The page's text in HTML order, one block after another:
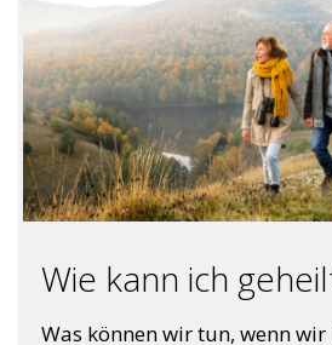
Wie kann ich
Was können wir tun, wenn